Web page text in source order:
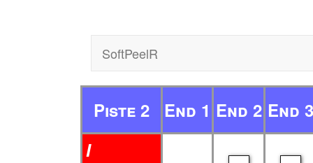
SoftPeelR
Piste 2 End 1 End 2 End 3
I